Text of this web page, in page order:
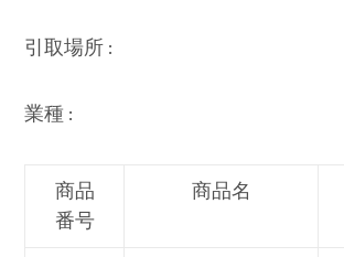
引取場所 :
業種 :
商品
番号
商品名